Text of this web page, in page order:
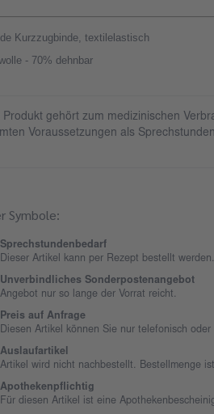
Kurzzugbinde, textilelastisch
- 70% dehnbar
Produkt gehört zum medizinischen
Voraussetzungen als
Symbole:
Sprechstundenbedarf
Dieser Artikel kann per Rezept bestellt werden.
Unverbindliches Sonderpostenangebot
Angebot nur so lange der Vorrat reicht.
Preis auf Anfrage
Diesen Artikel können Sie nur telefonisch
Auslaufartikel
Artikel wird nicht nachbestellt. Bestellmenge
Apothekenpflichtig
Für diesen Artikel ist eine